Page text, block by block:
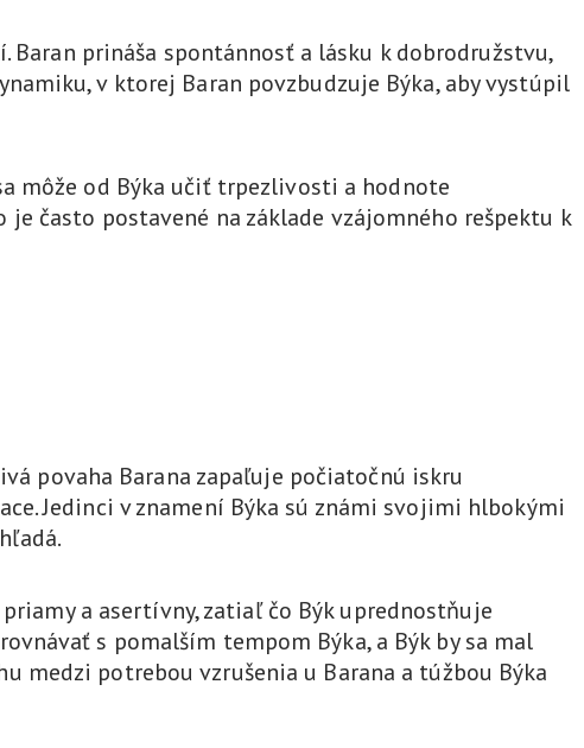
prináša spontánnosť a lásku k dobrodružstvu,
v ktorej Baran povzbudzuje Býka, aby vystúpil
môže od Býka učiť trpezlivosti a hodnote
často postavené na základe vzájomného rešpektu k
povaha Barana zapaľuje počiatočnú iskru
Jedinci v znamení Býka sú známi svojimi hlbokými
a asertívny, zatiaľ čo Býk uprednostňuje
s pomalším tempom Býka, a Býk by sa mal
medzi potrebou vzrušenia u Barana a túžbou Býka